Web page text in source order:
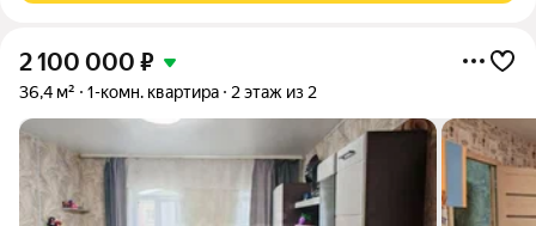
2 100 000 ₽
36,4 м² 1-комн. квартира 2 этаж из 2